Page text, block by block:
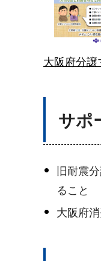
大阪府分譲
サポ
旧耐震
ること
大阪府